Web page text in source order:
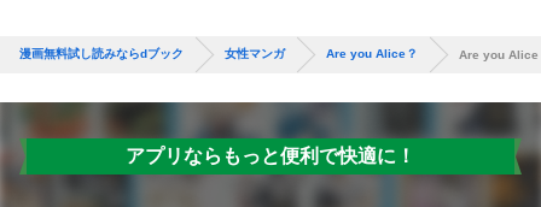
漫画無料試し読みならdブック 女性マンガ Are you Alice？ Are you Alice
アプリならもっと便利で快適に！